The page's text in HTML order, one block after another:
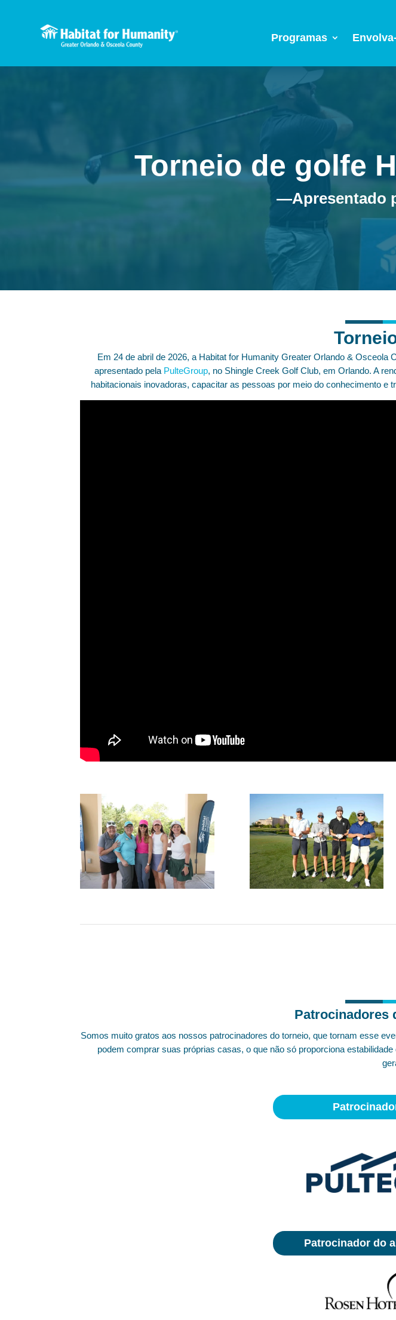
Programas
Torneio de golfe
—Apresentado
Em 24 de abril de 2026, a Habitat for Humanity Greater Orlando & Osceola
apresentado pela PulteGroup, no Shingle Creek Golf Club, em Orlando. A
habitacionais inovadoras, capacitar as pessoas por meio do conhecimento
Patrocinadores
Somos muito gratos aos nossos patrocinadores do torneio, que tornam esse
podem comprar suas próprias casas, o que não só proporciona
Patrocinador do